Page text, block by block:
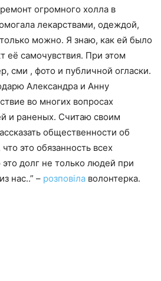
огромного холла в
лекарствами, одеждой,
можно. Я знаю, как ей было
её самочувствия. При этом
сми , фото и публичной огласки.
Александра и Анну
во многих вопросах
и раненых. Считаю своим
общественности об
это обязанность всех
это долг не только людей при
нас..” – розповіла волонтерка.